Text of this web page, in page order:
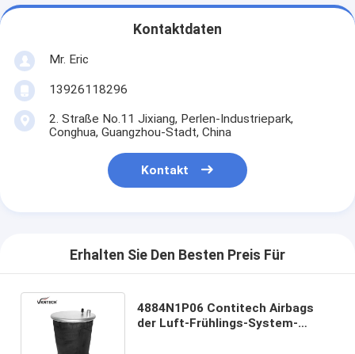
Kontaktdaten
Mr. Eric
13926118296
2. Straße No.11 Jixiang, Perlen-Industriepark,
Conghua, Guangzhou-Stadt, China
Kontakt
Erhalten Sie Den Besten Preis Für
4884N1P06 Contitech Airbags
der Luft-Frühlings-System-